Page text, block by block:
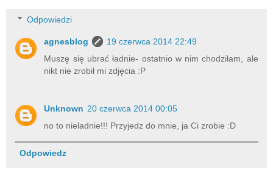
Odpowiedzi
agnesblog
19 czerwca 2014 22:49
Muszę się ubrać ładnie- ostatnio w nim chodziłam, ale
nikt nie zrobił mi zdjęcia :P
Unknown 20 czerwca 2014 00:05
no to nieladnie!!! Przyjedz do mnie, ja Ci zrobie :D
Odpowiedz